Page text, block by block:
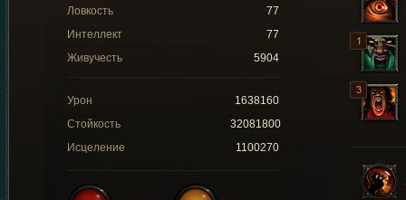
Ловкость
77
Интеллект
77
Живучесть
5904
Урон
1638160
Стойкость
32081800
Исцеление
1100270